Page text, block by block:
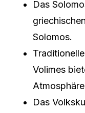
Das
Solomos.
Volimes
Das